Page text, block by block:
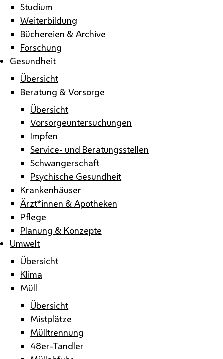
Studium
Weiterbildung
Büchereien & Archive
Forschung
Gesundheit
Übersicht
Beratung & Vorsorge
Übersicht
Vorsorgeuntersuchungen
Impfen
Service- und Beratungsstellen
Schwangerschaft
Psychische Gesundheit
Krankenhäuser
Ärzt*innen & Apotheken
Pflege
Planung & Konzepte
Umwelt
Übersicht
Klima
Müll
Übersicht
Mistplätze
Mülltrennung
48er-Tandler